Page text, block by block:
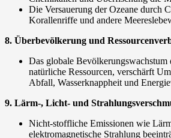
Die Versauerung der Ozeane durch
Korallenriffe und andere
8. Überbevölkerung und
Das globale
natürliche Ressourcen, verschärft
Abfall, Wasserknappheit und
9. Lärm-, Licht- und
Nicht-stoffliche Emissionen wie
elektromagnetische Strahlung